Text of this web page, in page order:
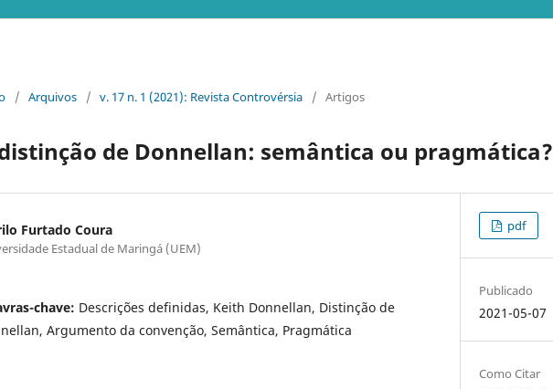
/ Arquivos / v. 17 n. 1 (2021): Revista Controvérsia / Artigos
de Donnellan: semântica ou pragmática?
Furtado Coura
Estadual de Maringá (UEM)
chave: Descrições definidas, Keith Donnellan, Distinção de
Argumento da convenção, Semântica, Pragmática
pdf
Publicado
2021-05-07
Como Citar